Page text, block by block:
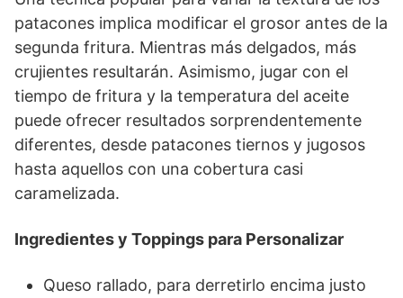
patacones implica modificar el grosor antes de la
segunda fritura. Mientras más delgados, más
crujientes resultarán. Asimismo, jugar con el
tiempo de fritura y la temperatura del aceite
puede ofrecer resultados sorprendentemente
diferentes, desde patacones tiernos y jugosos
hasta aquellos con una cobertura casi
caramelizada.
Ingredientes y Toppings para Personalizar
Queso rallado, para derretirlo encima justo